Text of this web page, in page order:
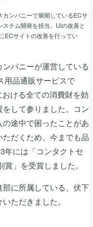
ンパニーで展開しているECサ
テム開発を担当。UIの改善と
ECサイトの改善を行ってい
パニーが運営している
用品通販サービスで
ける全ての消費財を効
して参りました。コン
途中で困ったことがあ
だくため、今までも品
年には「コンタクトセ
」を受賞しました。
に所属している、伏下
ただきました。